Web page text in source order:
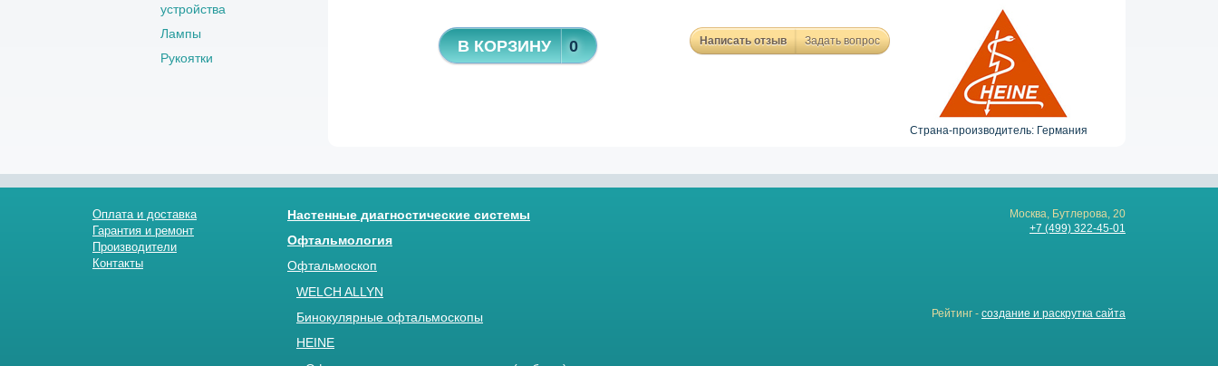
устройства
Лампы
Рукоятки
Страна-производитель: Германия
Написать отзыв Задать вопрос
В КОРЗИНУ 0
Оплата и доставка
Гарантия и ремонт
Производители
Контакты
Настенные диагностические системы
Офтальмология
Офтальмоскоп
WELCH ALLYN
Бинокулярные офтальмоскопы
HEINE
Москва, Бутлерова, 20
+7 (499) 322-45-01
Рейтинг - создание и раскрутка сайта